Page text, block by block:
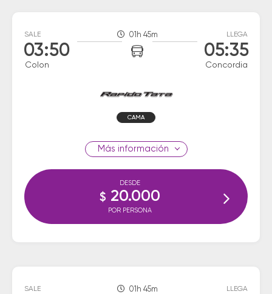
SALE
03:50
Colon
01h 45m LLEGA
05:35
Concordia
CAMA
información
DESDE
$ 20.000
POR PERSONA
SALE 01h 45m LLEGA